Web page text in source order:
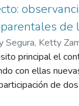
de
Segura, Ketty
principal el
con ellas
de dos
acción